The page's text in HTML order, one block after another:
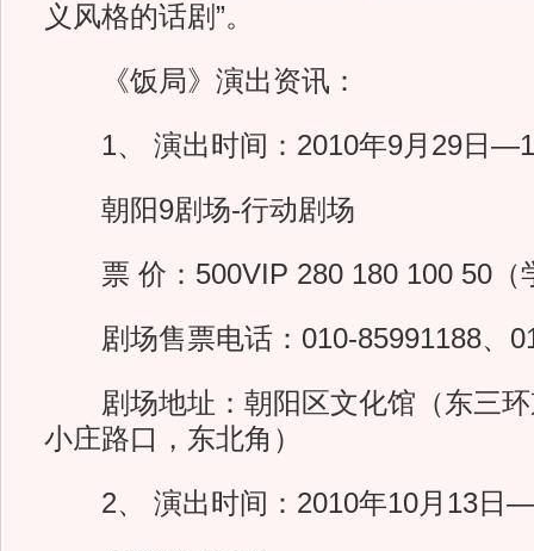
义风格的话剧”。
《饭局》演出资讯：
1、 演出时间：2010年9月29日
朝阳9剧场-行动剧场
票 价：500VIP 280 180 100 50（
剧场售票电话：010-85991188、
剧场地址：朝阳区文化馆（东三环
小庄路口，东北角）
2、 演出时间：2010年10月13日